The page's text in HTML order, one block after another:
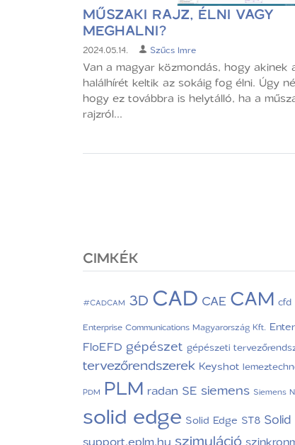
MŰSZAKI RAJZ, ÉLNI VAGY
MEGHALNI?
2024.05.14. Szűcs Imre
Van a magyar közmondás, hogy akinek
halálhírét keltik az sokáig fog élni. Úgy
hogy ez továbbra is helytálló, ha a
rajzról...
CIMKÉK
#CADCAM 3DCAD CAE CAM cfd
Enterprise Communications Magyarország Kft.
FloEFD gépészet gépészeti
tervezőrendszerek Keyshot
PDM PLM radan SE siemens Siemens
solid edge Solid Edge ST8